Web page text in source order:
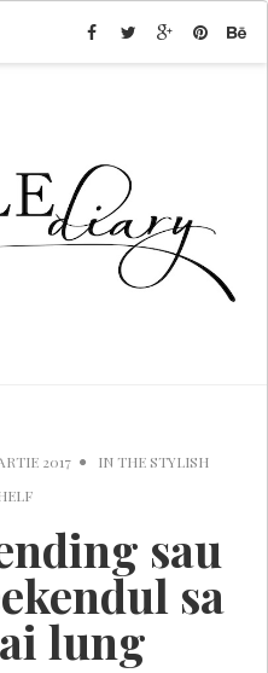
2017 INTHE STYLISH
sau
sa
lung